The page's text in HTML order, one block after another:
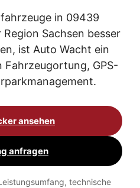
in 09439
Sachsen besser
ist Auto Wacht ein
Fahrzeugortung, GPS-
ansehen
anfragen
technische